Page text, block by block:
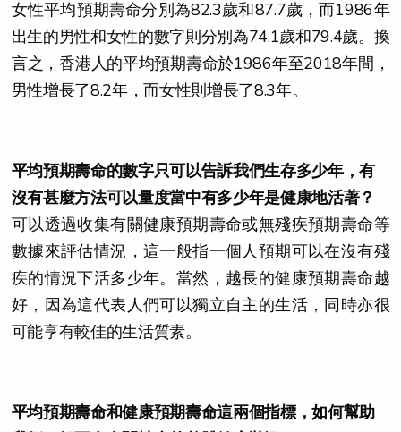
女性平均預期壽命分別為82.3歲和87.7歲，而1986年
出生的男性和女性的數字則分別為74.1歲和79.4歲。換
言之，香港人的平均預期壽命於1986年至2018年間，
男性增長了8.2年，而女性則增長了8.3年。
平均預期壽命的數字只可以告訴我們生存多少年，有
沒有甚麼方法可以量度當中有多少年是健康地活著？
可以透過收集有關健康預期壽命或無殘疾預期壽命等
數據來評估情況，這一般指一個人預期可以在沒有殘
疾的情況下活多少年。當然，越長的健康預期壽命越
好，因為這代表人們可以獨立自主的生活，同時亦很
可能享有較佳的生活質素。
平均預期壽命和健康預期壽命這兩個指標，如何幫助